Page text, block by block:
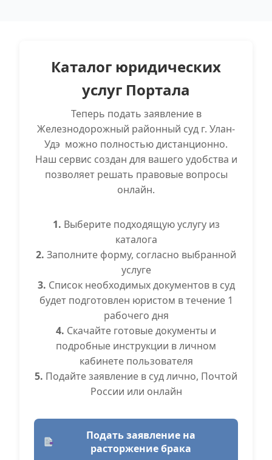
Каталог юридических
услуг Портала
Теперь подать заявление в
Железнодорожный районный суд г. Улан-
Удэ можно полностью дистанционно.
Наш сервис создан для вашего удобства и
позволяет решать правовые вопросы
онлайн.
1. Выберите подходящую услугу из
каталога
2. Заполните форму, согласно выбранной
услуге
3. Список необходимых документов в суд
будет подготовлен юристом в течение 1
рабочего дня
4. Скачайте готовые документы и
подробные инструкции в личном
кабинете пользователя
5. Подайте заявление в суд лично, Почтой
России или онлайн
Подать заявление на
расторжение брака